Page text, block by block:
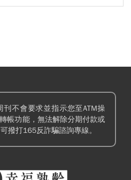
刊不會要求並指示您至ATM操
帳功能，無法解除分期付款或
撥打165反詐騙諮詢專線。